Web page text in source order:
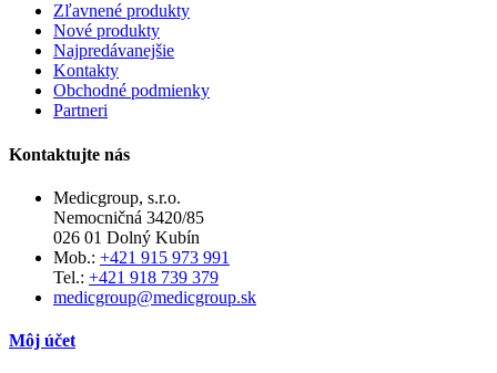
Zľavnené produkty
Nové produkty
Najpredávanejšie
Kontakty
Obchodné podmienky
Partneri
Kontaktujte nás
Medicgroup, s.r.o.
Nemocničná 3420/85
026 01 Dolný Kubín
Mob.: +421 915 973 991
Tel.: +421 918 739 379
medicgroup@medicgroup.sk
Môj účet